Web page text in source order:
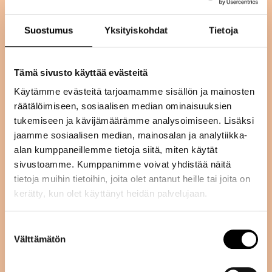
Suostumus Yksityiskohdat Tietoja
Tämä sivusto käyttää evästeitä
Käytämme evästeitä tarjoamamme sisällön ja mainosten
räätälöimiseen, sosiaalisen median ominaisuuksien
tukemiseen ja kävijämäärämme analysoimiseen. Lisäksi
jaamme sosiaalisen median, mainosalan ja analytiikka-
alan kumppaneillemme tietoja siitä, miten käytät
sivustoamme. Kumppanimme voivat yhdistää näitä
tietoja muihin tietoihin, joita olet antanut heille tai joita on
kerätty, kun olet käyttänyt heidän palvelujaan.
valinta
Välttämätön
mutta hän haluaa syödä fiksummin.
Vastustus kasvisruokaa kohtaan on usein
osoittavat, että maku voi yllättää
positiivisesti – ennakkoluulot vain estävät
ostamisen. Lisäksi kaupat eristävät edelleen
osan vegaanituotteista omalle
”kuriositeettisaarekkeelleen”.
Älä kohdista kasvisruokaviestintää vain
heille, jotka jo suhtautuvat positiivisesti
kasvipohjaisiin tuotteisiin. Brändin
Kun lihanystävä ei edes huomaa eroa eläin-